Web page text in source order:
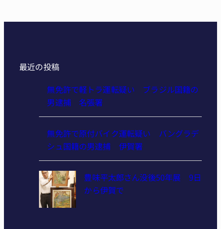
最近の投稿
無免許で軽トラ運転疑い ブラジル国籍の
男逮捕 名張署
無免許で原付バイク運転疑い バングラデ
シュ国籍の男逮捕 伊賀署
豊味平太郎さん没後50年展 9日
から伊賀で